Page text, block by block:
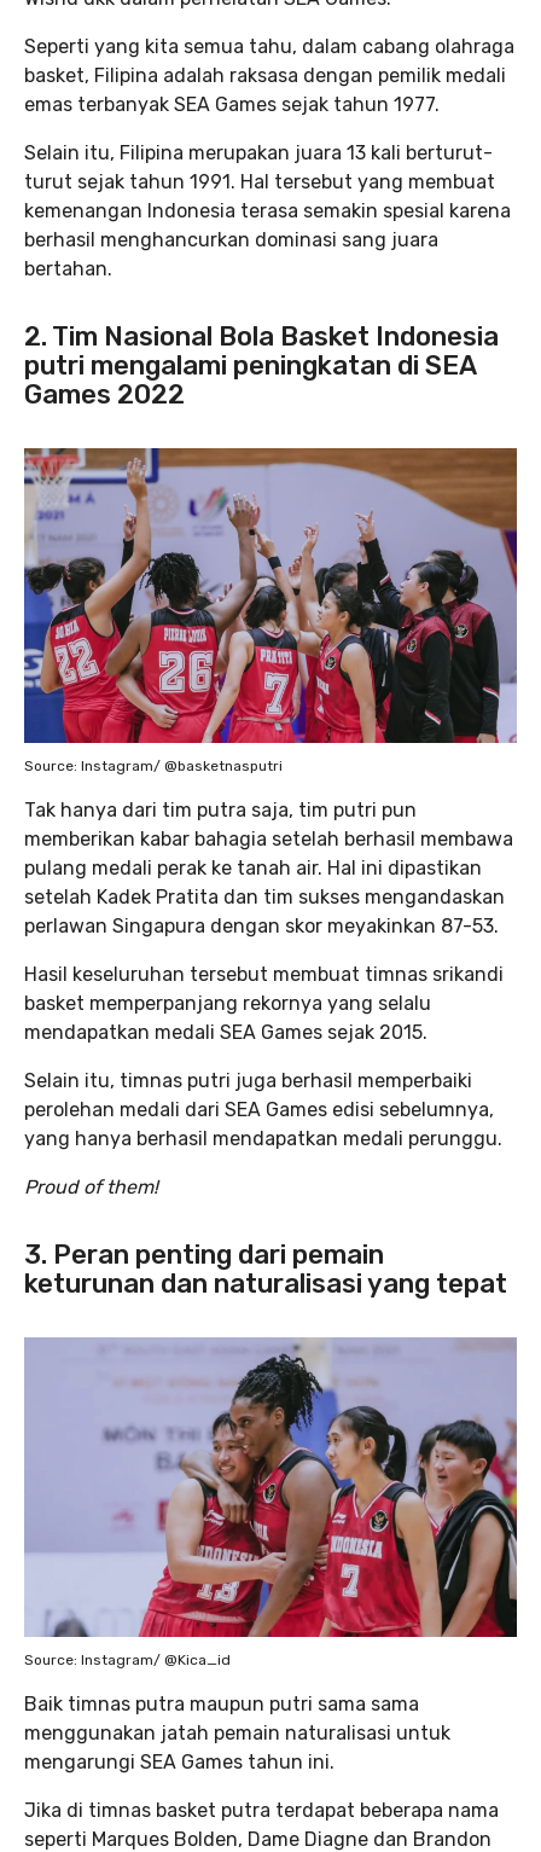
Seperti yang kita semua tahu, dalam cabang olahraga
basket, Filipina adalah raksasa dengan pemilik medali
emas terbanyak SEA Games sejak tahun 1977.
Selain itu, Filipina merupakan juara 13 kali berturut-
turut sejak tahun 1991. Hal tersebut yang membuat
kemenangan Indonesia terasa semakin spesial karena
berhasil menghancurkan dominasi sang juara
bertahan.
2. Tim Nasional Bola Basket Indonesia
putri mengalami peningkatan di SEA
Games 2022
Source: Instagram/ @basketnasputri
Tak hanya dari tim putra saja, tim putri pun
memberikan kabar bahagia setelah berhasil membawa
pulang medali perak ke tanah air. Hal ini dipastikan
setelah Kadek Pratita dan tim sukses mengandaskan
perlawan Singapura dengan skor meyakinkan 87-53.
Hasil keseluruhan tersebut membuat timnas srikandi
basket memperpanjang rekornya yang selalu
mendapatkan medali SEA Games sejak 2015.
Selain itu, timnas putri juga berhasil memperbaiki
perolehan medali dari SEA Games edisi sebelumnya,
yang hanya berhasil mendapatkan medali perunggu.
Proud of them!
3. Peran penting dari pemain
keturunan dan naturalisasi yang tepat
Source: Instagram/ @Kica_id
Baik timnas putra maupun putri sama sama
menggunakan jatah pemain naturalisasi untuk
mengarungi SEA Games tahun ini.
Jika di timnas basket putra terdapat beberapa nama
seperti Marques Bolden, Dame Diagne dan Brandon